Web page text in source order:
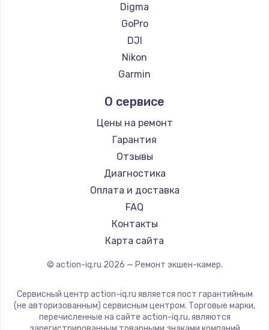
Digma
GoPro
DJI
Nikon
Garmin
О сервисе
Цены на ремонт
Гарантия
Отзывы
Диагностика
Оплата и доставка
FAQ
Контакты
Карта сайта
© action-iq.ru 2026 — Ремонт экшен-камер.
Сервисный центр action-iq.ru является пост гарантийным
(не авторизованным) сервисным центром. Торговые марки,
перечисленные на сайте action-iq.ru, являются